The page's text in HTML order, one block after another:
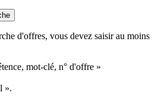
d'offres, vous devez saisir au moins
mot-clé, n° d'offre »
».